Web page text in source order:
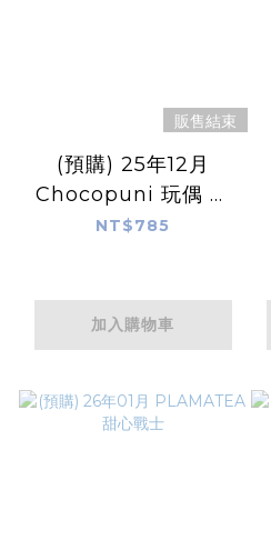
販售結束
(預購) 25年12月
Chocopuni 玩偶 小
雪／乃愛／優香
NT$785
加入購物車